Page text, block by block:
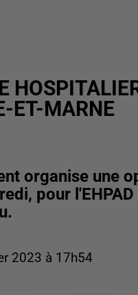
ET-MARNE
organise une
pour l'EHPAD
2023 à 17h54